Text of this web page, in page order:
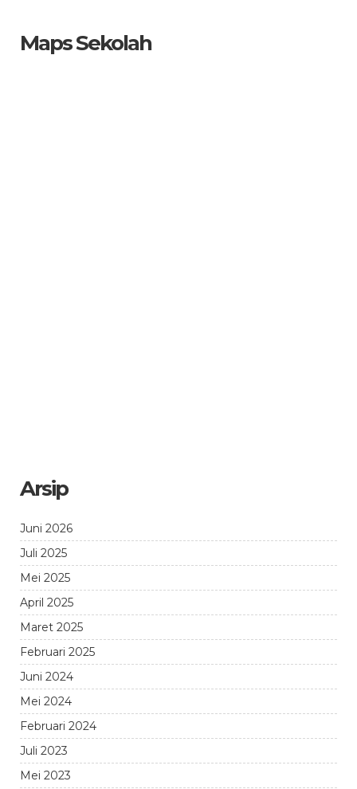
Maps Sekolah
Arsip
Juni 2026
Juli 2025
Mei 2025
April 2025
Maret 2025
Februari 2025
Juni 2024
Mei 2024
Februari 2024
Juli 2023
Mei 2023